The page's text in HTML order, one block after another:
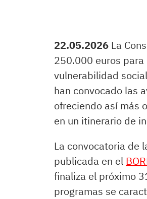
22.05.2026 La
250.000 euros
vulnerabilidad
han convocado las
ofreciendo así más
en un itinerario de
La convocatoria de
publicada en el
finaliza el próximo
programas se